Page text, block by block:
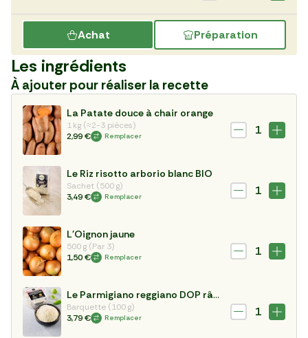
Achat Préparation
Les ingrédients
À ajouter pour réaliser la recette
La Patate douce à chair orange
1 kg (≈2-3 pièces)
2,99 €
Remplacer 1
Le Riz risotto arborio blanc BIO
Sachet (500 g)
3,49 €
Remplacer 1
L'Oignon jaune
500 g (Par 3)
1,50 €
Remplacer 1
Le Parmigiano reggiano DOP râpé 24 mois
Barquette (100 g)
3,79 €
Remplacer 1